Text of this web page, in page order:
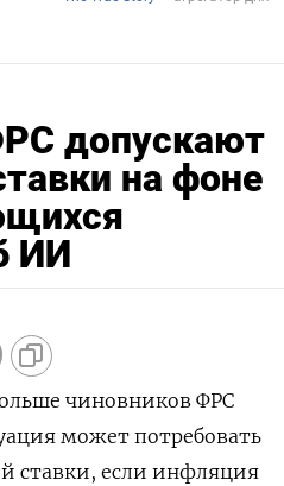
допускают
на фоне
ИИ
чиновников ФРС
может потребовать
ставки, если инфляция